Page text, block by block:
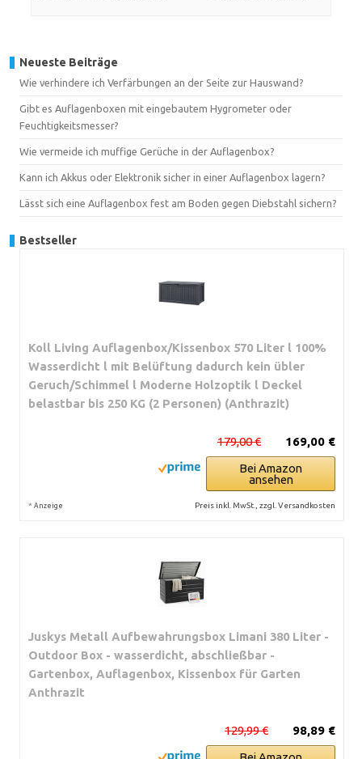
Neueste Beiträge
Wie verhindere ich Verfärbungen an der Seite zur Hauswand?
Gibt es Auflagenboxen mit eingebautem Hygrometer oder
Feuchtigkeitsmesser?
Wie vermeide ich muffige Gerüche in der Auflagenbox?
Kann ich Akkus oder Elektronik sicher in einer Auflagenbox lagern?
Lässt sich eine Auflagenbox fest am Boden gegen Diebstahl sichern?
Bestseller
Koll Living Auflagenbox/Kissenbox 570 Liter l 100%
Wasserdicht l mit Belüftung dadurch kein übler
Geruch/Schimmel l Moderne Holzoptik l Deckel
belastbar bis 250 KG (2 Personen) (Anthrazit)
169,00 €
179,00 €
Bei Amazon
ansehen
* Anzeige Preis inkl. MwSt., zzgl. Versandkosten
Juskys Metall Aufbewahrungsbox Limani 380 Liter -
Outdoor Box - wasserdicht, abschließbar -
Gartenbox, Auflagenbox, Kissenbox für Garten
Anthrazit
98,89 €
129,99 €